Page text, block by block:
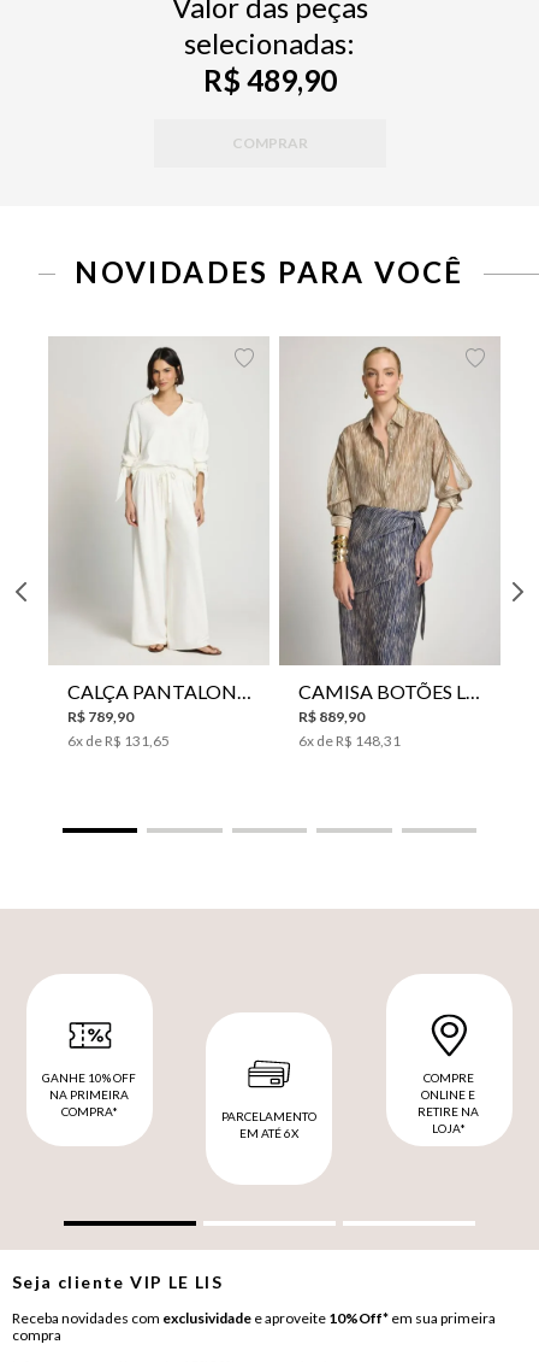
selecionadas:
R$ 489,90
COMPRAR
NOVIDADES PARA VOCÊ
CALÇA PANTALONA LE LIS HORI FEMININA
R$ 789,90
6x de R$ 131,65
CAMISA BOTÕES LE LIS YANNA FEMININA
R$ 889,90
6x de R$ 148,31
GANHE 10% OFF
NA PRIMEIRA
COMPRA*
PARCELAMENTO
EM ATÉ 6X
COMPRE
ONLINE E
RETIRE NA
LOJA*
Seja clienteVIP LE LIS
Receba novidades com exclusividade e aproveite 10%Off* em sua primeira
compra